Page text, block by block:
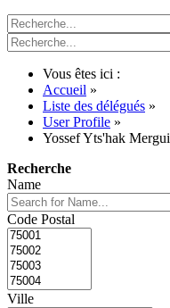
Vous êtes ici :
Accueil »
Liste des délégués »
User Profile »
Yossef Yts'hak Mergui
Recherche
Name
Code Postal
Ville